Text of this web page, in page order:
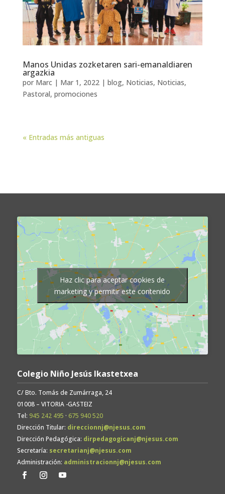
Manos Unidas zozketaren sari-emanaldiaren
argazkia
por Marc| Mar 1, 2022| blog, Noticias, Noticias,
Pastoral, promociones
« Entradas más antiguas
Haz clic para aceptar cookies de
marketing y permitir este contenido
Colegio Niño Jesús Ikastetxea
C/ Bto. Tomás de Zumárraga, 24
01008 – VITORIA -GASTEIZ
Tel: 945 242 495 · 675 940 520
Dirección Titular: direccionnj@njesus.com
Dirección Pedagógica: dirpedagogicanj@njesus.com
Secretaría: secretarianj@njesus.com
Administración: administracionnj@njesus.com